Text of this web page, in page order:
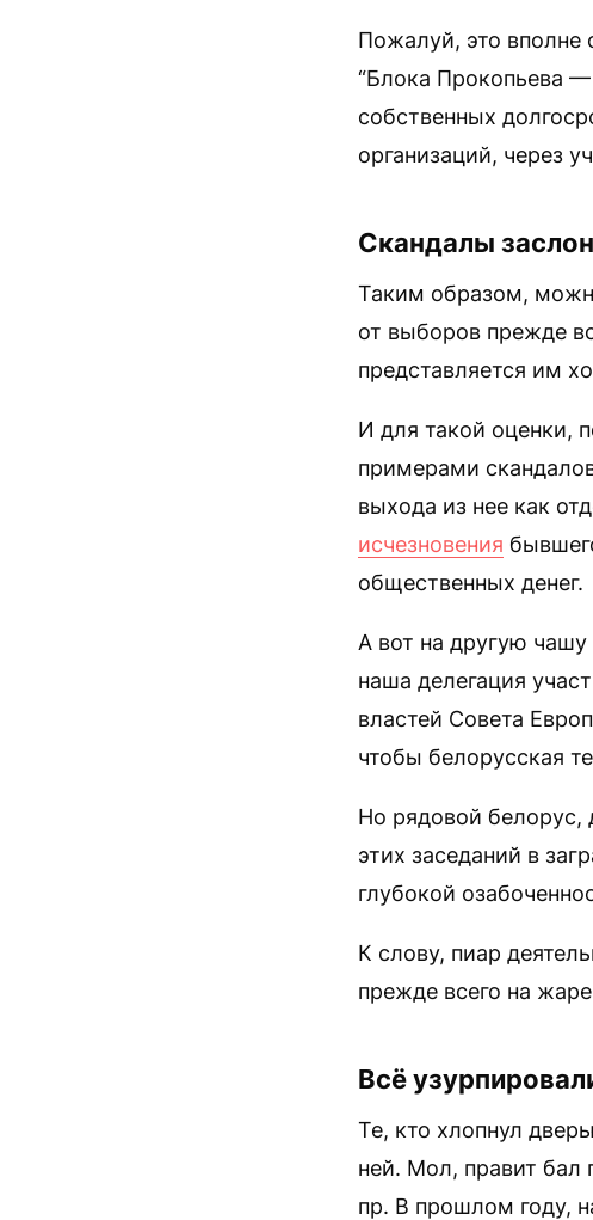
Пожалуй, это вполне
“Блока Прокопьева —
собственных
организаций, через
Скандалы
Таким образом,
от выборов прежде
представляется им
И для такой оценки,
примерами
выхода из нее как
исчезновения
общественных денег.
А вот на другую
наша делегация
властей Совета
чтобы белорусская
Но рядовой белорус,
этих заседаний в
глубокой
К слову, пиар
прежде всего на
Всё
Те, кто хлопнул
ней. Мол, правит бал
пр. В прошлом году,